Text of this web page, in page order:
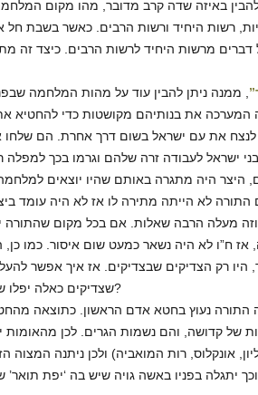
רשות היחיד ורשות הרבים. כאשר בשבת חל
, ממנה ניתן להבין עוד על מהות המלחמה
המערכה את בנותיהם מקושטות כדי להחטיא
את עם ישראל בשום דרך אחרת. הם שלחו
היצר היה מתגרה באותם שהיו יוצאים
התורה לא הייתה מתירה לו אז לא היה עומד
מעלה הרבה שאלות. אם בכל מקום שהתורה
אז ח”ו לא היה נשאר כמעט שום איסור. כמו כן,
רק הצדיקים שבצדיקים. אז איך אפשר
שצדיקים כאלה יפלו שבי ביד יצרם?
התורה נעוץ בחטא אדם הראשון. כתוצאה
של קדושה, והם נשמות הגרים. לכן מהאומות
אונקלוס, רות המואביה) ולכן ניתנה המצוה
יתגלה בפניו באשה גויה שיש בה ‘יפת